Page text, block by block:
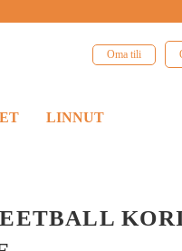
Oma tili
LINNUT